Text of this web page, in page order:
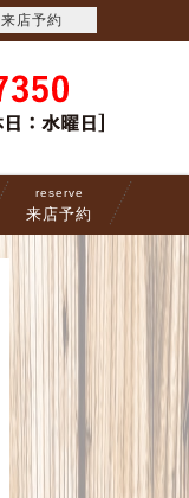
reserve
来店予約
来店予約